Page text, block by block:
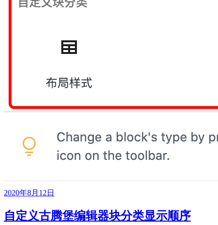
2020年8月12日
自定义古腾堡编辑器块分类显示顺序